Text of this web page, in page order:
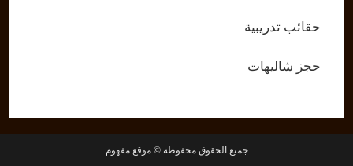
حقائب تدريبية
حجز شاليهات
جميع الحقوق محفوظة © موقع مفهوم